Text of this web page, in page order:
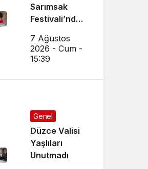
Sarımsak
Festivali’nde
Yöresel
Lezzetler
7 Ağustos
2026 - Cum -
15:39
Genel
Düzce Valisi
Yaşlıları
Unutmadı